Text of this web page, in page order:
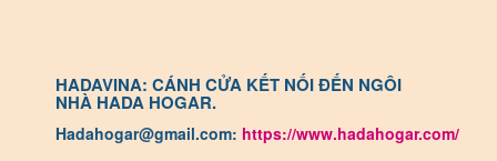
HADAVINA: CÁNH CỬA KẾT NỐI ĐẾN NGÔI
NHÀ HADA HOGAR.
Hadahogar@gmail.com: https://www.hadahogar.com/